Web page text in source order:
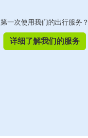
第一次使用我们的出行服务？
详细了解我们的服务